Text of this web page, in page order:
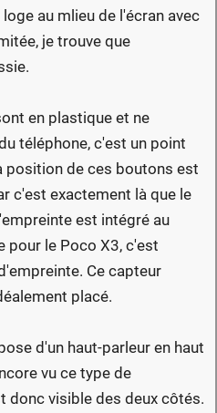
au mlieu de l'écran avec
je trouve que
en plastique et ne
téléphone, c'est un point
position de ces boutons est
c'est exactement là que le
est intégré au
pour le Poco X3, c'est
Ce capteur
placé.
d'un haut-parleur en haut
vu ce type de
donc visible des deux côtés.